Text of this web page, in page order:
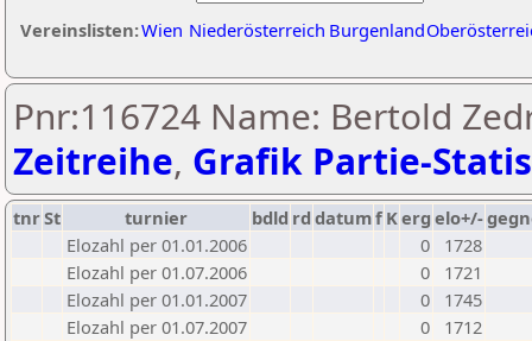
Vereinslisten:Wien Niederösterreich Burgenland
Pnr:116724 Name: Bertold
Zeitreihe, Grafik Partie-
tnrSt turnier bdld rd datumf Kerg elo+/-
Elozahl per 01.01.2006
0
1728
Elozahl per 01.07.2006
0
1721
Elozahl per 01.01.2007
0
1745
Elozahl per 01.07.2007
0
1712